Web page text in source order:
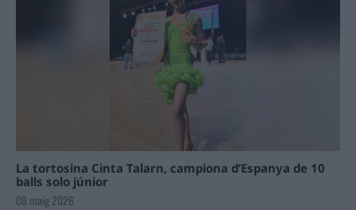
La tortosina Cinta Talarn, campiona d’Espanya de 10
balls solo júnior
08 maig 2026